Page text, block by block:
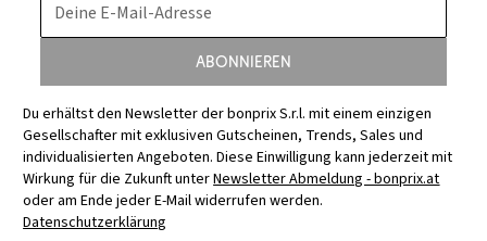
Deine E-Mail-Adresse
Abonnieren
Du erhältst den Newsletter der bonprix S.r.l. mit einem einzigen
Gesellschafter mit exklusiven Gutscheinen, Trends, Sales und
individualisierten Angeboten. Diese Einwilligung kann jederzeit mit
Wirkung für die Zukunft unterNewsletter Abmeldung - bonprix.at
oder am Ende jeder E-Mail widerrufen werden.
Datenschutzerklärung